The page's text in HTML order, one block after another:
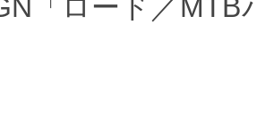
「ロード／MTB